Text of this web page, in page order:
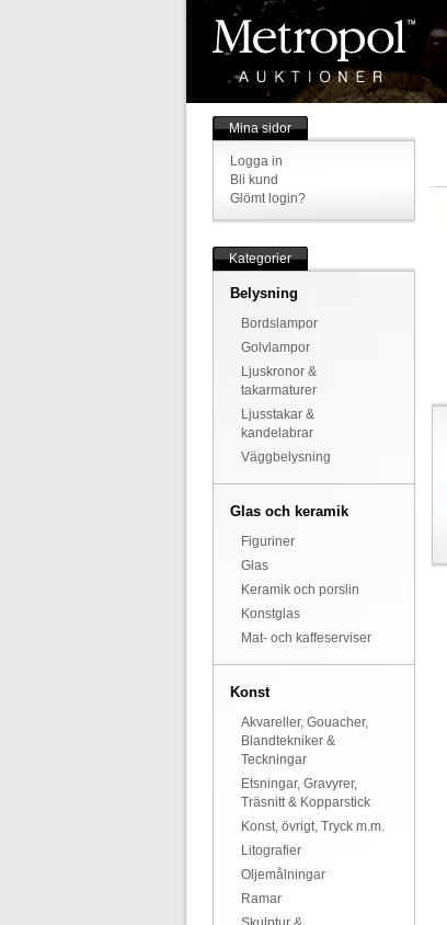
Mina sidor
Logga in
Bli kund
Glömt login?
Kategorier
Belysning
Bordslampor
Golvlampor
Ljuskronor &
takarmaturer
Ljusstakar &
kandelabrar
Väggbelysning
Glas och keramik
Figuriner
Glas
Keramik och porslin
Konstglas
Mat- och kaffeserviser
Konst
Akvareller, Gouacher,
Blandtekniker &
Teckningar
Etsningar, Gravyrer,
Träsnitt & Kopparstick
Konst, övrigt, Tryck m.m.
Litografier
Oljemålningar
Ramar